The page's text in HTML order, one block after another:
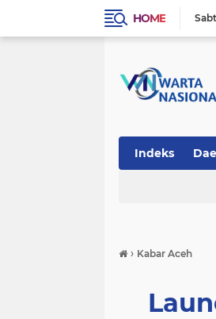
HOME
Indeks
› Kabar Aceh